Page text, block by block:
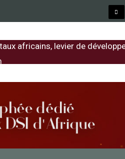
africains, levier de